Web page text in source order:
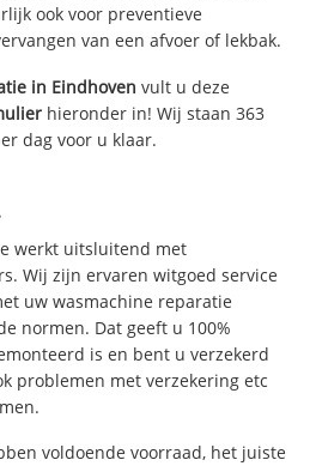
ook voor preventieve
van een afvoer of lekbak.
in Eindhoven vult u deze
hieronder in! Wij staan 363
dag voor u klaar.
werkt uitsluitend met
Wij zijn ervaren witgoed service
uw wasmachine reparatie
normen. Dat geeft u 100%
is en bent u verzekerd
problemen met verzekering etc
voldoende voorraad, het juiste